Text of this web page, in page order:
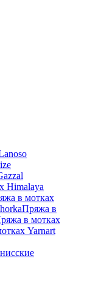
Himalaya
в мотках
Пряжа в
в мотках
Yarnart